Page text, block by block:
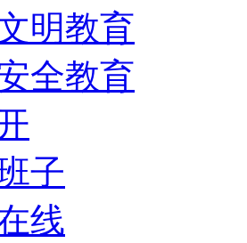
明教育
全教育
子
线